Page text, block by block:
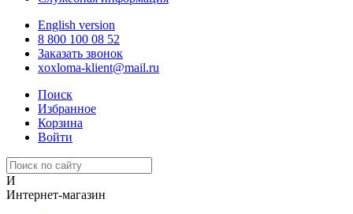
English version
8 800 100 08 52
Заказать звонок
xoxloma-klient@mail.ru
Поиск
Избранное
Корзина
Войти
И
Интернет-магазин